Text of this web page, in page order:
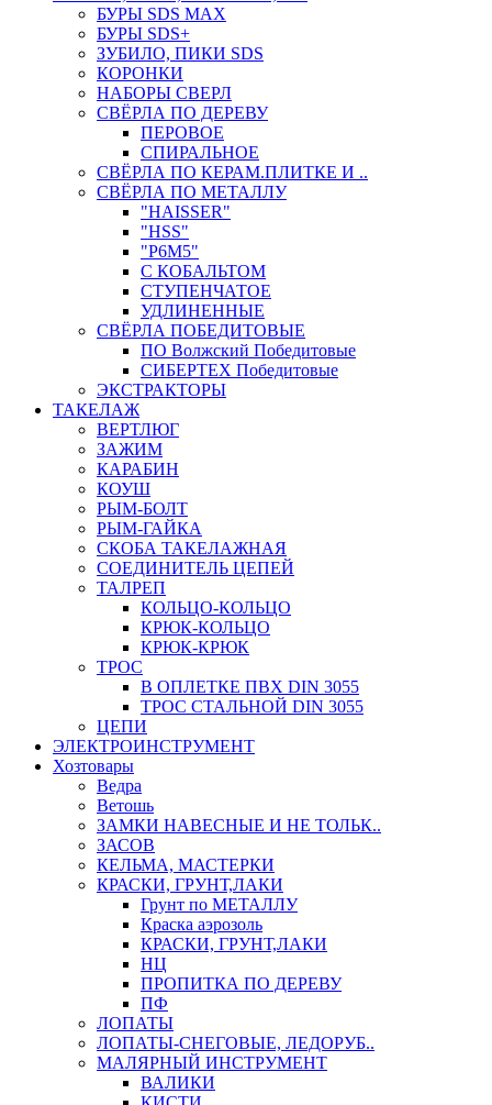
БУРЫ SDS MAX
БУРЫ SDS+
ЗУБИЛО, ПИКИ SDS
КОРОНКИ
НАБОРЫ СВЕРЛ
СВЁРЛА ПО ДЕРЕВУ
ПЕРОВОЕ
СПИРАЛЬНОЕ
СВЁРЛА ПО КЕРАМ.ПЛИТКЕ И ..
СВЁРЛА ПО МЕТАЛЛУ
"HAISSER"
"HSS"
"Р6М5"
С КОБАЛЬТОМ
СТУПЕНЧАТОЕ
УДЛИНЕННЫЕ
СВЁРЛА ПОБЕДИТОВЫЕ
ПО Волжский Победитовые
СИБЕРТЕХ Победитовые
ЭКСТРАКТОРЫ
ТАКЕЛАЖ
ВЕРТЛЮГ
ЗАЖИМ
КАРАБИН
КОУШ
РЫМ-БОЛТ
РЫМ-ГАЙКА
СКОБА ТАКЕЛАЖНАЯ
СОЕДИНИТЕЛЬ ЦЕПЕЙ
ТАЛРЕП
КОЛЬЦО-КОЛЬЦО
КРЮК-КОЛЬЦО
КРЮК-КРЮК
ТРОС
В ОПЛЕТКЕ ПВХ DIN 3055
ТРОС СТАЛЬНОЙ DIN 3055
ЦЕПИ
ЭЛЕКТРОИНСТРУМЕНТ
Хозтовары
Ведра
Ветошь
ЗАМКИ НАВЕСНЫЕ И НЕ ТОЛЬК..
ЗАСОВ
КЕЛЬМА, МАСТЕРКИ
КРАСКИ, ГРУНТ,ЛАКИ
Грунт по МЕТАЛЛУ
Краска аэрозоль
КРАСКИ, ГРУНТ,ЛАКИ
НЦ
ПРОПИТКА ПО ДЕРЕВУ
ПФ
ЛОПАТЫ
ЛОПАТЫ-СНЕГОВЫЕ, ЛЕДОРУБ..
МАЛЯРНЫЙ ИНСТРУМЕНТ
ВАЛИКИ